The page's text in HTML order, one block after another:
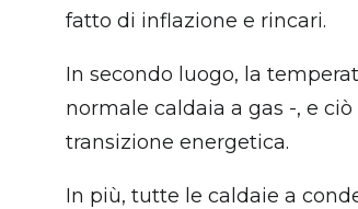
fatto di inflazione e rincari.
In secondo luogo, la
normale caldaia a gas -, e
transizione energetica.
In più, tutte le caldaie a